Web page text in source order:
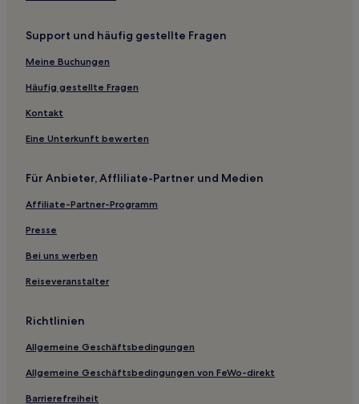
Hotels mit inbegriffenem Frühstück in Alexandria
Hotels mit Pool in Alexandria
Günstige in Alexandria
Günstige in Bemidji
Günstige in Hinckley
Hotels mit Fitnessbereich in Minneapolis
Familien in Marshall
Luxus nahe See Minnetonka
Familien in Eagan
Familien in Nisswa
Hotels mit inbegriffenem Frühstück in Shakopee
Familien in Eden Prairie
Hotels mit inbegriffenem Frühstück in Mankato
Business in Mankato
Support und häufig gestellte Fragen
Meine Buchungen
Häufig gestellte Fragen
Kontakt
Eine Unterkunft bewerten
Für Anbieter, Affliliate-Partner und Medien
Affiliate-Partner-Programm
Presse
Bei uns werben
Reiseveranstalter
Richtlinien
Allgemeine Geschäftsbedingungen
Allgemeine Geschäftsbedingungen von FeWo-direkt
Barrierefreiheit